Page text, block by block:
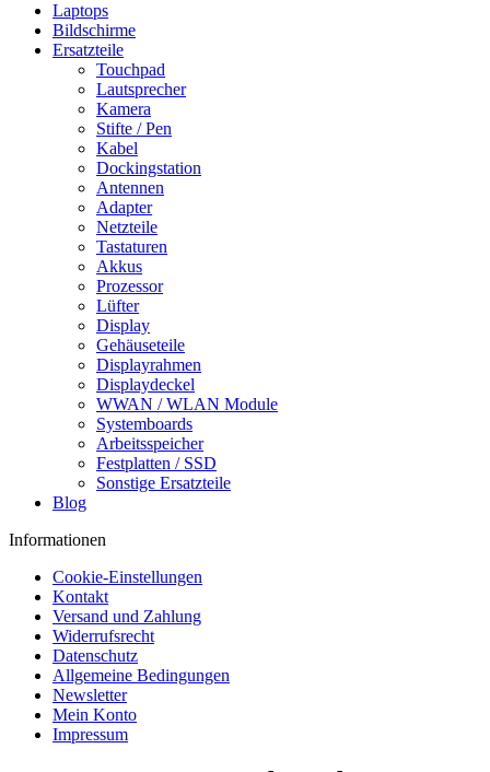
Laptops
Bildschirme
Ersatzteile
Touchpad
Lautsprecher
Kamera
Stifte / Pen
Kabel
Dockingstation
Antennen
Adapter
Netzteile
Tastaturen
Akkus
Prozessor
Lüfter
Display
Gehäuseteile
Displayrahmen
Displaydeckel
WWAN / WLAN Module
Systemboards
Arbeitsspeicher
Festplatten / SSD
Sonstige Ersatzteile
Blog
Informationen
Cookie-Einstellungen
Kontakt
Versand und Zahlung
Widerrufsrecht
Datenschutz
Allgemeine Bedingungen
Newsletter
Mein Konto
Impressum